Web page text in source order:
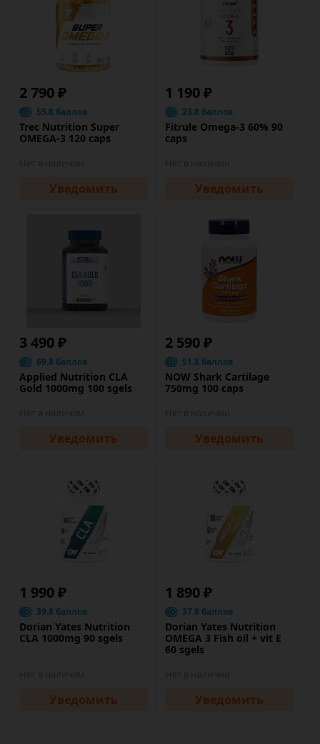
2 790 ₽
55.8 баллов
Trec Nutrition Super
OMEGA-3 120 caps
Уведомить
1 190 ₽
23.8 баллов
Fitrule Omega-3 60% 90
caps
Уведомить
3 490 ₽
69.8 баллов
Applied Nutrition CLA
Gold 1000mg 100 sgels
Уведомить
2 590 ₽
51.8 баллов
NOW Shark Cartilage
750mg 100 caps
Уведомить
1 990 ₽
39.8 баллов
Dorian Yates Nutrition
CLA 1000mg 90 sgels
Уведомить
1 890 ₽
37.8 баллов
Dorian Yates Nutrition
OMEGA 3 Fish oil + vit E
60 sgels
Уведомить